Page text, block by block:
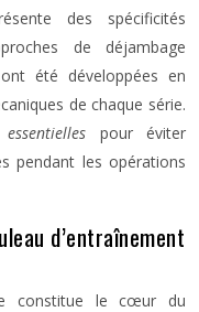
des spécificités
de déjambage
été développées en
de chaque série.
pour éviter
pendant les opérations
d’entraînement
constitue le cœur du